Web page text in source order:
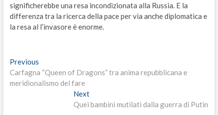
significherebbe una resa incondizionata alla Russia. E la
differenza tra la ricerca della pace per via anche diplomatica e
la resa al l’invasore è enorme.
Navigazione
articoli
PreviousPrevious
post:
Carfagna “Queen of Dragons” tra anima repubblicana e
meridionalismo del fare
NextNext
post:
Quei bambini mutilati dalla guerra di Putin